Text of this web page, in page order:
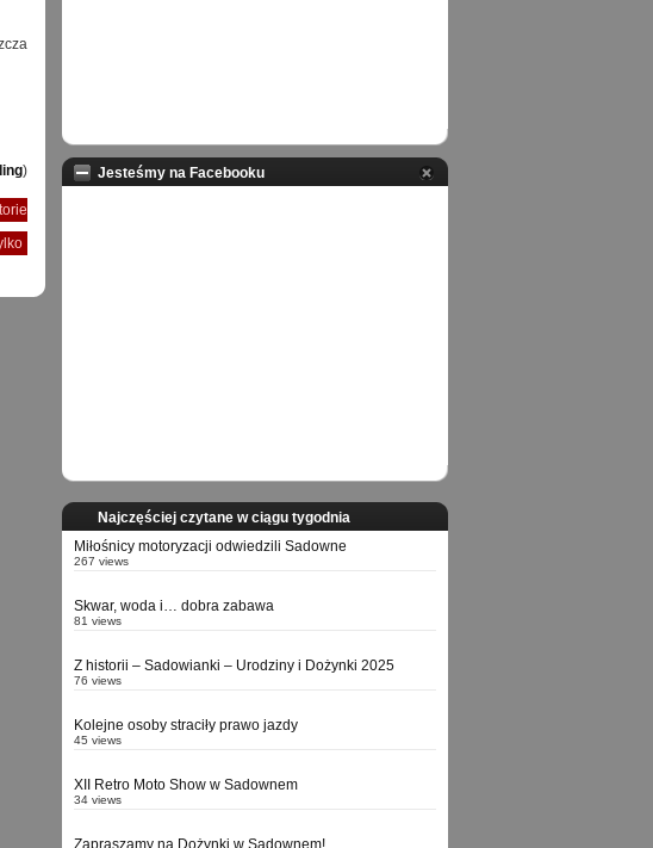
) Jesteśmy na Facebooku
Najczęściej czytane w ciągu tygodnia
Miłośnicy motoryzacji odwiedzili Sadowne
267 views
Skwar, woda i… dobra zabawa
81 views
Z historii – Sadowianki – Urodziny i Dożynki 2025
76 views
Kolejne osoby straciły prawo jazdy
45 views
XII Retro Moto Show w Sadownem
34 views
Zapraszamy na Dożynki w Sadownem!